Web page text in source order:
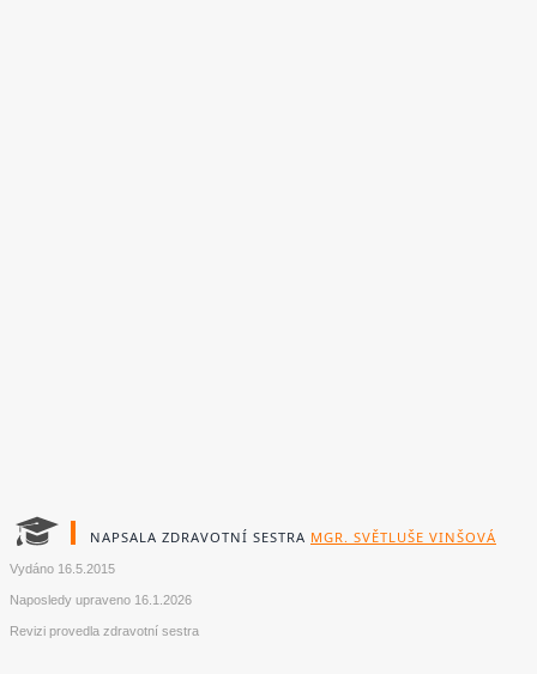
NAPSALA ZDRAVOTNÍ SESTRA MGR. SVĚTLUŠE VINŠOVÁ
Vydáno 16.5.2015
Naposledy upraveno 16.1.2026
Revizi provedla zdravotní sestra